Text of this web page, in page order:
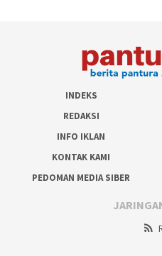
INDEKS
REDAKSI
INFO IKLAN
KONTAK KAMI
PEDOMAN MEDIA SIBER